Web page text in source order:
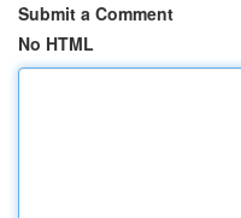
Submit a Comment
No HTML